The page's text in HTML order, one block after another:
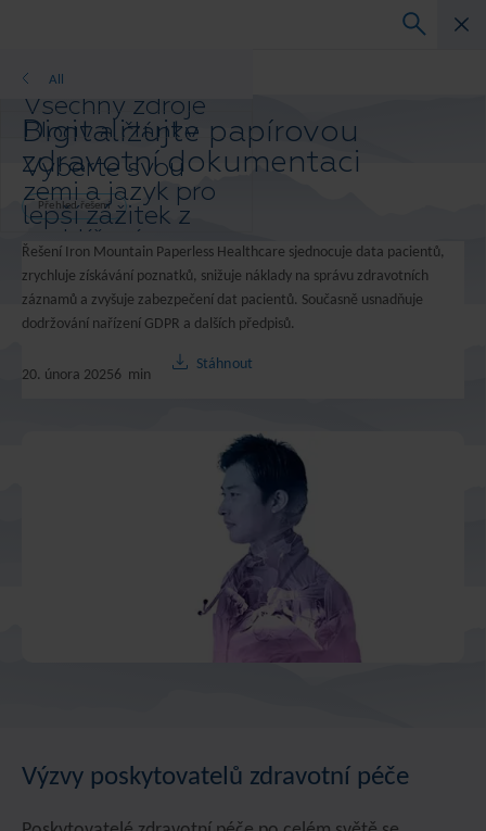
Všechny zdroje
Blogy a články
Ukázky řešení
Průvodci řešením
White paper
All
Vyberte svou
zemi a jazyk pro
lepší zážitek z
prohlížení.
Preferovaná
země a jazyk:
Asia-Pacific and India
Middle East North Africa And
Průvodci řešením
Digitalizujte papírovou
zdravotní dokumentaci
Přehled řešení
Řešení Iron Mountain Paperless Healthcare sjednocuje data pacientů,
zrychluje získávání poznatků, snižuje náklady na správu zdravotních
záznamů a zvyšuje zabezpečení dat pacientů. Současně usnadňuje
dodržování nařízení GDPR a dalších předpisů.
20. února 20256 min
Stáhnout
Výzvy poskytovatelů zdravotní péče